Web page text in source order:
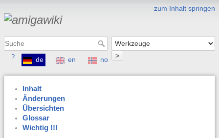
zum Inhalt springen
>
? de en no
Inhalt
Änderungen
Übersichten
Glossar
Wichtig !!!